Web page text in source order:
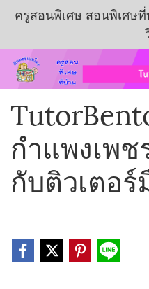
ครูสอนพิเศษ สอนพิเศษ
กำแพงเพ
กับติวเตอ